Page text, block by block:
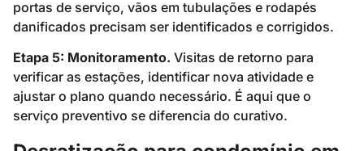
portas de serviço, vãos em tubulações e rodapés
danificados precisam ser identificados e corrigidos.
Etapa 5: Monitoramento. Visitas de retorno para
verificar as estações, identificar nova atividade e
ajustar o plano quando necessário. É aqui que o
serviço preventivo se diferencia do curativo.